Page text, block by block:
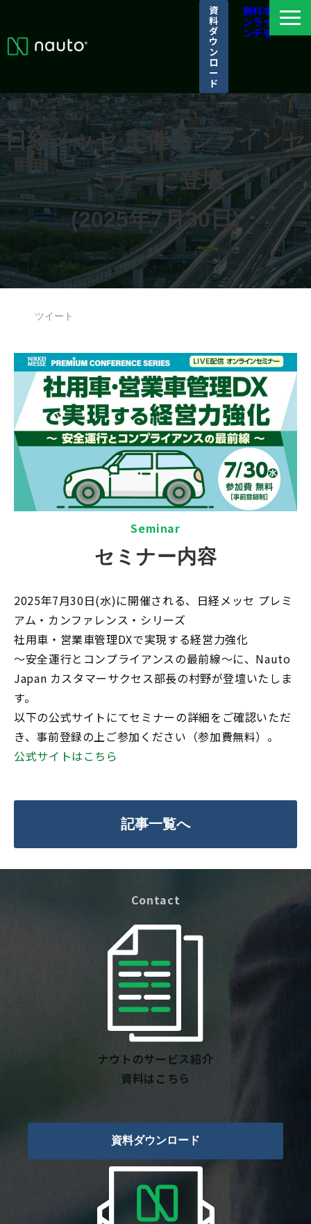
資
料
ダ
ウ
ン
ロ
ー
ド
無料オ
ンライ
ンデモ
ナウトとは
選ばれる理由
導入事例
パートナーシップ/アライアンス
ログイン
日経メッセ 主催オンラインセ
ミナーに登壇
(2025年7月30日)
ツイート
Seminar
セミナー内容
2025年7月30日(水)に開催される、日経メッセ プレミ
アム・カンファレンス・シリーズ
社用車・営業車管理DXで実現する経営力強化
～安全運行とコンプライアンスの最前線～に、Nauto
Japan カスタマーサクセス部長の村野が登壇いたしま
す。
以下の公式サイトにてセミナーの詳細をご確認いただ
き、事前登録の上ご参加ください（参加費無料）。
公式サイトはこちら
記事一覧へ
Contact
ナウトのサービス紹介
資料はこちら
資料ダウンロード